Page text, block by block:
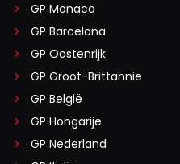
GP Monaco
GP Barcelona
GP Oostenrijk
GP Groot-Brittannië
GP België
GP Hongarije
GP Nederland